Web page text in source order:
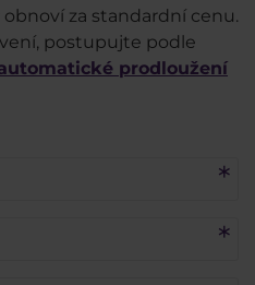
za standardní cenu.
postupujte podle
prodloužení